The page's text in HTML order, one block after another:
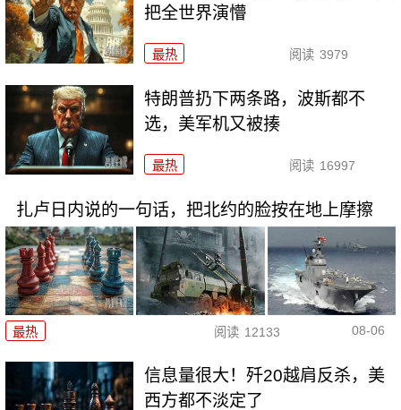
把全世界演懵
最热 阅读 3979
特朗普扔下两条路，波斯都不
选，美军机又被揍
最热 阅读 16997
扎卢日内说的一句话，把北约的脸按在地上摩擦
最热 阅读 12133 08-06
信息量很大！歼20越肩反杀，美
西方都不淡定了